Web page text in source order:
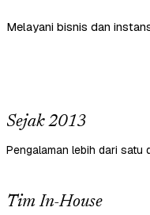
Melayani bisnis dan
Sejak 2013
Pengalaman lebih dari satu
Tim In-House